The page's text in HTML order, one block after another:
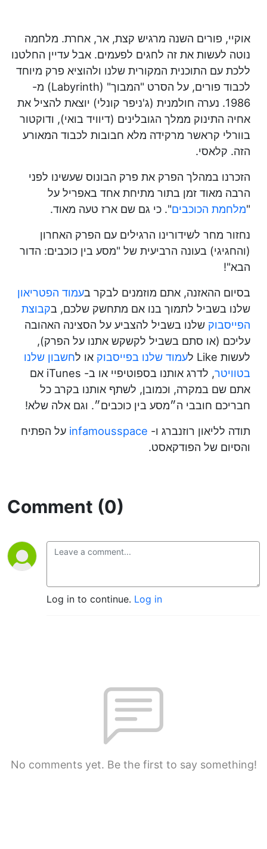
אוקיי, פורים השנה מרגיש קצת, אר, אחרת. מלחמה
נוטה לעשות את זה לחגים לפעמים. אבל עדיין החלטנו
ללכת עם התוכנית המקורית שלנו ולהוציא פרק מיוחד
לכבוד פורים, על הסרט "המבוך" (Labyrinth) מ-
1986. נערה חולמנית (ג'ניפר קונלי) יוצאת להציל את
אחיה התינוק ממלך הגובלינים (דיוויד בואי), ודוקטור
בוורלי קראשר מרקידה מלא חבובות לכבוד המאורע
הזה. קלאסי.
הזכרנו במהלך הפרק את פרק הבונוס שעשינו לפני
הרבה מאוד זמן בתור מתיחת אחד באפריל על
"מלחמת הכוכבים". כי גם שם ארז טעה מאוד.
נחזור מחר לשידורינו הרגילים עם הפרק האחרון
(והחגיגי) בעונה הרביעית של "מסע בין כוכבים: הדור
הבא"!
בסיום ההאזנה, אתם מוזמנים לבקר בעמוד הפטריאון
שלנו בשביל לתמוך בנו אם מתחשק שלכם, בקבוצת
הפייסבוק שלנו בשביל להצביע על הסצינה האהובה
עליכם (או סתם בשביל לקשקש אתנו על הפרק),
לעשות Like ל
עמוד שלנו בפייסבוק או לחשבון שלנו
בטוויטר
, לדרג אותנו בספוטיפיי או ב- iTunes אם
אתם שם במקרה, וכמובן, לשתף אותנו בקרב כל
חבריכם חובבי ה״מסע בין כוכבים״. וגם אלה שלא!
תודה לליאון רוזנברג ו- infamousspace על הפתיח
והסיום של הפודקאסט.
Comment (0)
Log in to continue. Log in
No comments yet. Be the first to say something!